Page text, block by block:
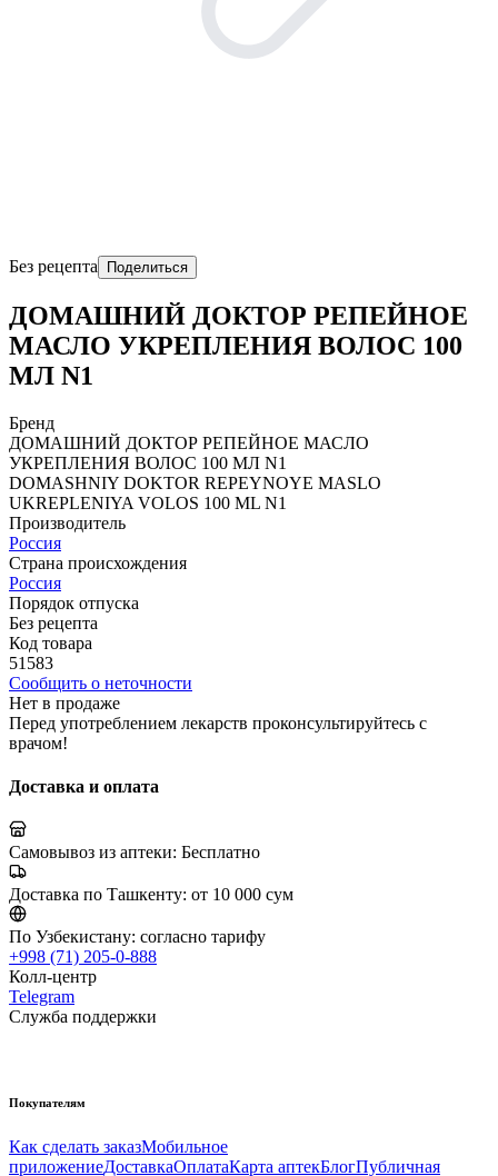
Без рецепта Поделиться
ДОМАШНИЙ ДОКТОР РЕПЕЙНОЕ
МАСЛО УКРЕПЛЕНИЯ ВОЛОС 100
МЛ N1
Бренд
ДОМАШНИЙ ДОКТОР РЕПЕЙНОЕ МАСЛО
УКРЕПЛЕНИЯ ВОЛОС 100 МЛ N1
DOMASHNIY DOKTOR RЕPЕYNOYE MASLO
UKRЕPLЕNIYA VOLOS 100 ML N1
Производитель
Россия
Страна происхождения
Россия
Порядок отпуска
Без рецепта
Код товара
51583
Сообщить о неточности
Нет в продаже
Перед употреблением лекарств проконсультируйтесь с
врачом!
Доставка и оплата
Самовывоз из аптеки: Бесплатно
Доставка по Ташкенту: от 10 000 сум
По Узбекистану: согласно тарифу
+998 (71) 205-0-888
Колл-центр
Telegram
Служба поддержки
Покупателям
Как сделать заказМобильное
приложениеДоставкаОплатаКарта аптекБлогПубличная